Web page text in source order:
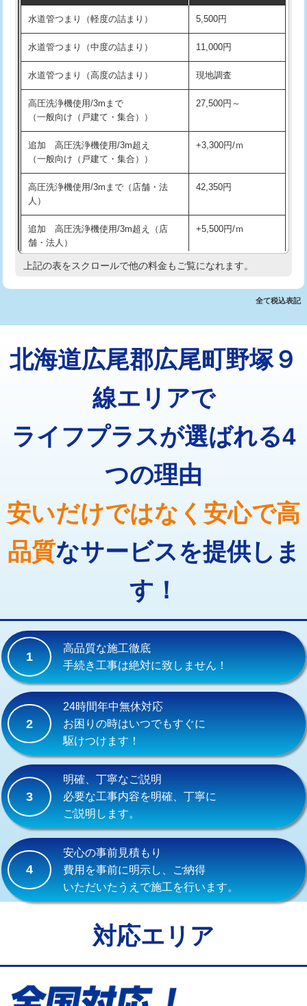
洗面台設置 38,500円
化粧台設置 22,000円
追加人工 16,500円
廃棄・処分 現場見積
※給水管工事は20mmまでの価格です。
交換・取付(排水栓・排水トラップ
22,000円+材料費
持込商品取付（混合水栓）
持込商品取付（浄水器・分岐水栓） 16,500円
業）
排水管工事（追加 排水管工事/3ｍ超
え）
マス交換（土の掘削・埋め戻し作業） 11,000円~
マス交換（深さ50㎝以上） 66,000円
コンクリート斫り（厚さ10㎝超え） 38,500円
モルタル補修（厚さ10㎝まで） 27,500円
16,500円
廃棄・処分 現場見積
水道管つまり（軽度の詰まり） 5,500円
水道管つまり（中度の詰まり） 11,000円
水道管つまり（高度の詰まり） 現地調査
高圧洗浄機使用/3mまで
（一般向け（戸建て・集合））
27,500円～
追加 高圧洗浄機使用/3m超え
（一般向け（戸建て・集合））
+3,300円/ｍ
高圧洗浄機使用/3mまで（店舗・法
人）
42,350円
追加 高圧洗浄機使用/3m超え（店
舗・法人）
+5,500円/ｍ
高度高圧洗浄換 現地調査
トーラー機使用/3mまで 33,000円
追加トーラー機使用/3m超え +3,300円
8,800円
止水・漏水調査・防水処理・清掃・修
11,000円
止水・漏水調査・防水処理・清掃・修
22,000円
止水・漏水調査・防水処理・清掃・修
理・調整・分解・加工など（重作業）
33,000円
その他部品の脱着 8,800円～
交換・取付(単水栓（壁付・デッキ
式）)
13,200円+材料費
交換・取付(混合水栓（壁付・デッキ
式・ワンホール）)
16,500円+材料費
交換・取付(排水栓・排水トラップ
（P/S/ポップアップ））
交換・取付（その他部品）
持込商品取付（単水栓）
持込商品取付（混合水栓） 16,500円
持込商品取付（浄水器・分岐水栓） 16,500円
給水管工事※（ホール加工)
給水管工事※（バンド止め) 3,300円
給水管工事※（保温材使用（バンド止
5,500円
給水管工事※（土の掘削・埋め戻し作
業)
上記の表をスクロールで他の料金もご覧になれます。
全て税込表記
北海道広尾郡広尾町野塚９
線エリアで
ライフプラスが選ばれる4
つの理由
安いだけではなく安心で高
品質なサービスを提供しま
す！
1
高品質な施工徹底
手続き工事は絶対に致しません！
2
24時間年中無休対応
お困りの時はいつでもすぐに
駆けつけます！
3
明確、丁寧なご説明
必要な工事内容を明確、丁寧に
ご説明します。
4
安心の事前見積もり
費用を事前に明示し、ご納得
いただいたうえで施工を行います。
対応エリア